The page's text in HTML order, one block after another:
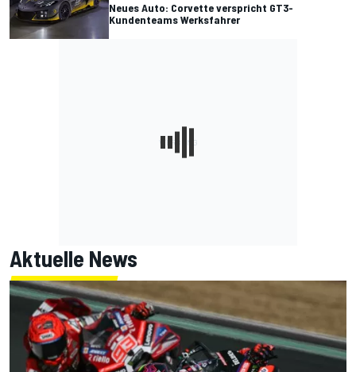
Neues Auto: Corvette verspricht GT3-
Kundenteams Werksfahrer
Aktuelle News